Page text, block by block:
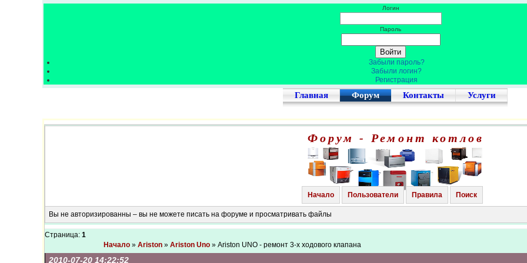
Логин
Пароль
Забыли пароль?
Забыли логин?
Регистрация
Главная Форум Контакты Услуги
Форум - Ремонт котлов
Начало Пользователи Правила Поиск
Вы не авторизированны – вы не можете писать на форуме и просматривать файлы
Страница: 1
Начало » Ariston » Ariston Uno » Ariston UNO - ремонт 3-х ходового клапана
2010-07-20 14:22:52